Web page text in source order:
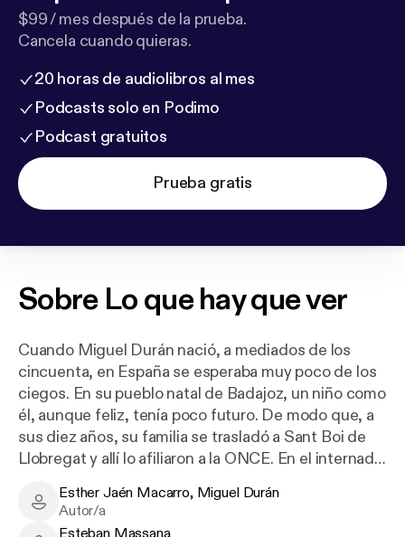
$99 / mes después de la prueba.
Cancela cuando quieras.
20 horas de audiolibros al mes
Podcasts solo en Podimo
Podcast gratuitos
Prueba gratis
Sobre Lo que hay que ver
Cuando Miguel Durán nació, a mediados de los
cincuenta, en España se esperaba muy poco de los
ciegos. En su pueblo natal de Badajoz, un niño como
él, aunque feliz, tenía poco futuro. De modo que, a
sus diez años, su familia se trasladó a Sant Boi de
Llobregat y allí lo afiliaron a la ONCE. En el internado
dar muestras de una vivísima inteligencia que,
pocos años después, le tendría cursando la carrera
Esther Jaén Macarro, Miguel Durán - Author
Esther Jaén Macarro, Miguel Durán
Autor/a
Esteban Massana